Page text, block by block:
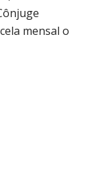
mensal o